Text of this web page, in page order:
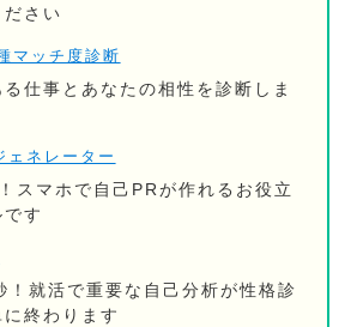
さい
マッチ度診断
仕事とあなたの相性を診断しま
ェネレーター
スマホで自己PRが作れるお役立
す
！就活で重要な自己分析が性格診
終わります